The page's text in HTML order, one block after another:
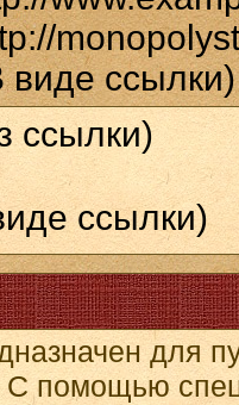
виде ссылки)
ссылки)
ссылки)
для
С помощью